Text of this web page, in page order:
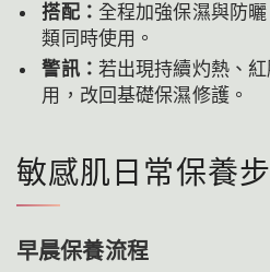
搭配： 全程加強保濕與防
類同時使用。
警訊： 若出現持續灼熱、
用，改回基礎保濕修護。
敏感肌日常保養
早晨保養流程